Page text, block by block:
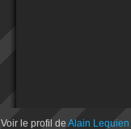
Voir le profil de Alain Lequien